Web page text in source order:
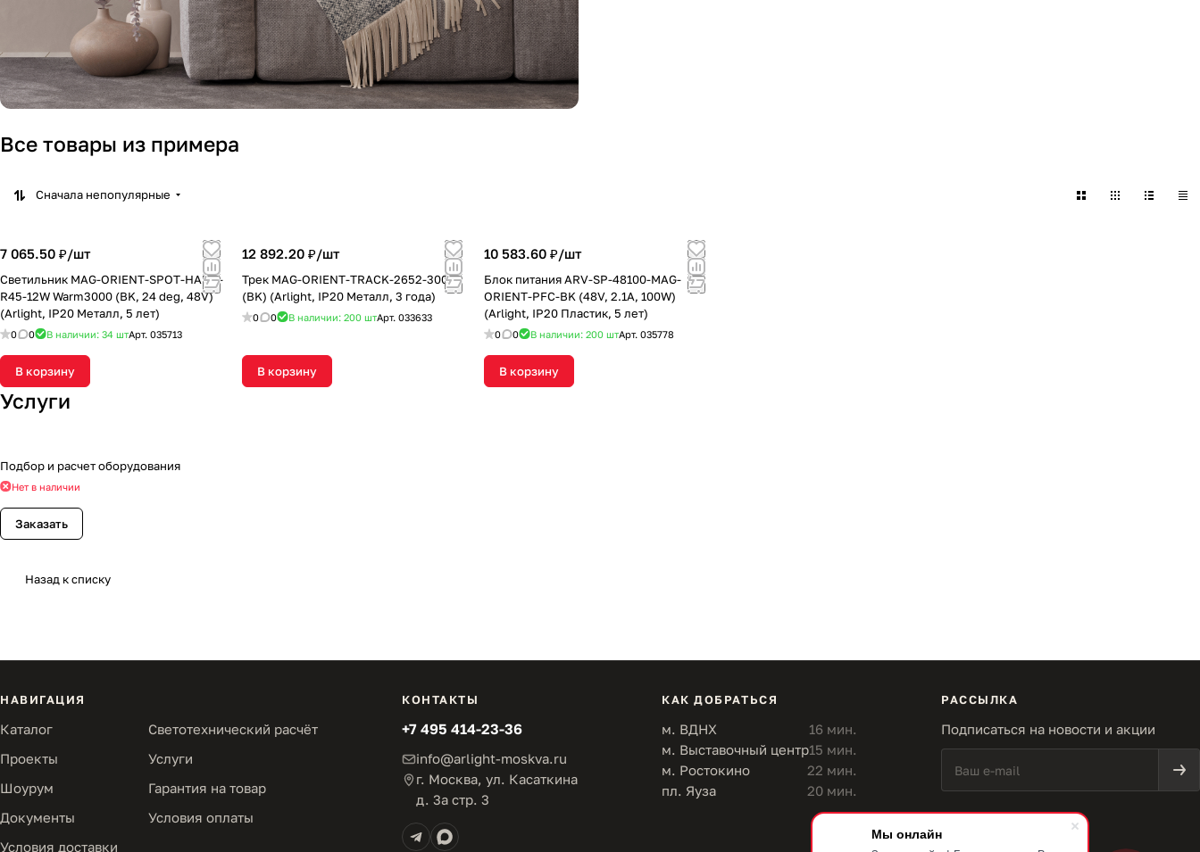
Мы онлайн
Все товары из примера
Сначала непопулярные
7 065.50 ₽/шт
Светильник MAG-ORIENT-SPOT-HANG-
R45-12W Warm3000 (BK, 24 deg, 48V)
(Arlight, IP20 Металл, 5 лет)
0 0 В наличии: 34 штАрт. 035713
В корзину
12 892.20 ₽/шт
Трек MAG-ORIENT-TRACK-2652-3000
(BK) (Arlight, IP20 Металл, 3 года)
0 0 В наличии: 200штАрт.033633
В корзину
10 583.60 ₽/шт
Блок питания ARV-SP-48100-MAG-
ORIENT-PFC-BK (48V, 2.1A, 100W)
(Arlight, IP20 Пластик, 5 лет)
0 0 В наличии: 200штАрт.035778
В корзину
Услуги
Подбор и расчет оборудования
Нет в наличии
Заказать
Назад к списку
НАВИГАЦИЯ
Каталог
Светотехнический расчёт
Проекты
Услуги
Шоурум
Гарантия на товар
Документы
Условия оплаты
Условия доставки
КОНТАКТЫ
+7 495 414-23-36
info@arlight-moskva.ru
г. Москва, ул. Касаткина
д. 3а стр. 3
КАК ДОБРАТЬСЯ
м. ВДНХ
16 мин.
м. Выставочный центр15 мин.
м. Ростокино
22 мин.
пл. Яуза
20 мин.
РАССЫЛКА
Подписаться на новости и акции